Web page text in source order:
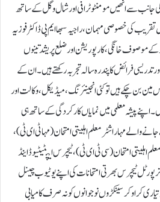
جانب سے انھیں مومنٹو ٹرافی اور شال و گل کے ساتھ
تقریب کی خصوصی مہمان ،راجیہ سبھا ایم پی ڈاکٹر فوزیہ
موصوف خانگی، کارپوریشن اور ضلع پریشد تینوں
فرائض کا پندرہ سالہ تجربہ رکھتے ہیں۔ ان کے
بن چکے ہیں تو کئی انجینئرنگ، میڈیکل، وکالت اور
اپنے پیشہ معلمی میں نمایاں کارکردگی کے ساتھ ہی
والے مہاراشٹر معلم اہلیتی امتحان (مہا ٹی ای ٹی) ،
اہلیتی امتحان (سی ٹی ای ٹی) ، ٹیچرس ایپٹیٹیوڈ اینڈ
ٹیچرس بھرتی امتحانات کی اپنے یوٹیوب چینل
کراو کر سینکڑوں نوجوانوں کو نہ صرف کامیابی